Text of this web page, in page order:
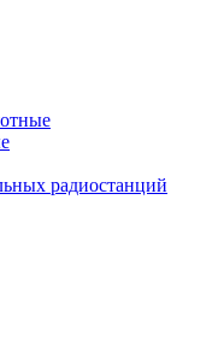
радиостанций